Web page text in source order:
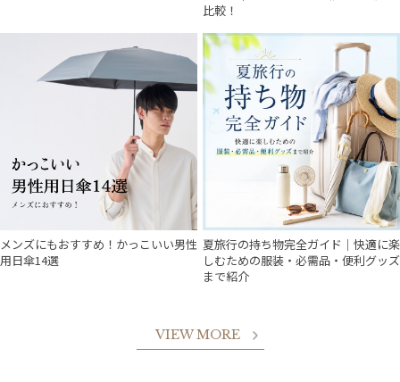
比較！
メンズにもおすすめ！かっこいい男性
用日傘14選
夏旅行の持ち物完全ガイド｜快適に楽
しむための服装・必需品・便利グッズ
まで紹介
VIEW MORE